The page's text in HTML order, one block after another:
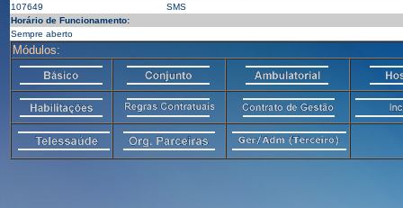
107649
SMS
Horário de Funcionamento:
Sempre aberto
Módulos: